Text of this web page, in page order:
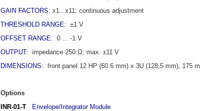
GAIN FACTORS: x1...x11; continuous adjustment
THRESHOLD RANGE: ±1 V
OFFSET RANGE: 0 ... -1 V
OUTPUT: impedance 250 Ω, max. ±11 V
DIMENSIONS: front panel 12 HP (60.6 mm) x 3U (128,5 mm), 175
Options
INR-01-T
Envelope/Integrator Module